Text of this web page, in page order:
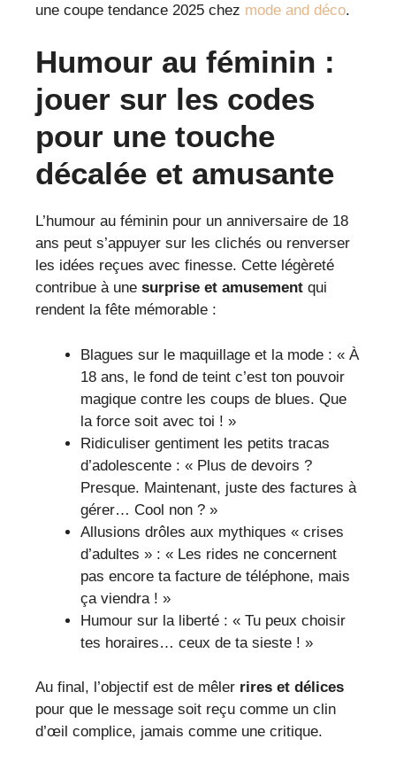
une coupe tendance 2025 chez mode and déco.
Humour au féminin :
jouer sur les codes
pour une touche
décalée et amusante
L’humour au féminin pour un anniversaire de 18
ans peut s’appuyer sur les clichés ou renverser
les idées reçues avec finesse. Cette légèreté
contribue à une surprise et amusement qui
rendent la fête mémorable :
Blagues sur le maquillage et la mode : « À
18 ans, le fond de teint c’est ton pouvoir
magique contre les coups de blues. Que
la force soit avec toi ! »
Ridiculiser gentiment les petits tracas
d’adolescente : « Plus de devoirs ?
Presque. Maintenant, juste des factures à
gérer… Cool non ? »
Allusions drôles aux mythiques « crises
d’adultes » : « Les rides ne concernent
pas encore ta facture de téléphone, mais
ça viendra ! »
Humour sur la liberté : « Tu peux choisir
tes horaires… ceux de ta sieste ! »
Au final, l’objectif est de mêler rires et délices
pour que le message soit reçu comme un clin
d’œil complice, jamais comme une critique.